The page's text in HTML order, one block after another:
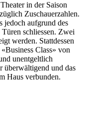
in der Saison
Zuschauerzahlen.
jedoch aufgrund des
schliessen. Zwei
werden. Stattdessen
Class» von
unentgeltlich
überwältigend und das
Haus verbunden.